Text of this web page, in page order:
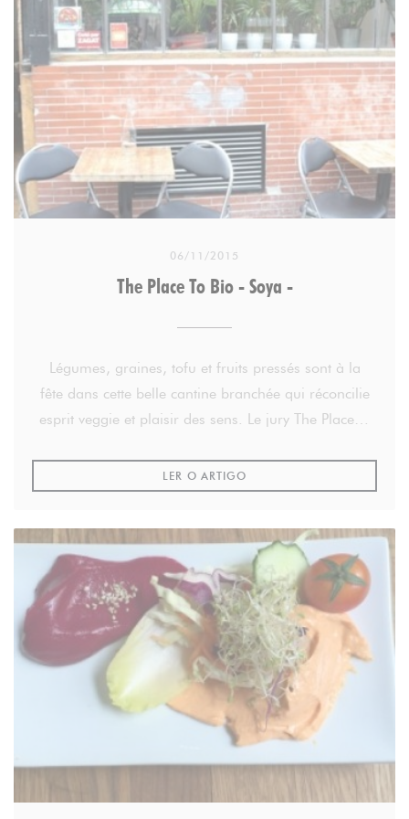
Aucune austérité non plus au restaurant ou au
comptoir (vente à emporter). 12 rue de Trévise (IXe)
06/11/2015
The Place To Bio - Soya -
Légumes, graines, tofu et fruits pressés sont à la
fête dans cette belle cantine branchée qui réconcilie
esprit veggie et plaisir des sens. Le jury The Place to
Par Eric Lecluyse.
LER O ARTIGO((ABRE NUMA NOVA